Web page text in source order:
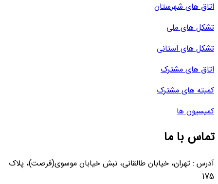
اتاق های شهرستان
تشکل های ملی
تشکل های استانی
اتاق های مشترک
کمیته های مشترک
کمیسیون ها
تماس با ما
آدرس : تهران، خیابان طالقانی، نبش خیابان موسوی(فرصت)، پلاک
175